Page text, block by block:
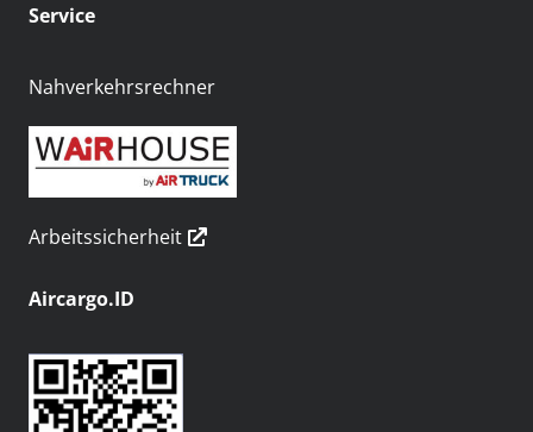
Service
Nahverkehrsrechner
Arbeitssicherheit
Aircargo.ID